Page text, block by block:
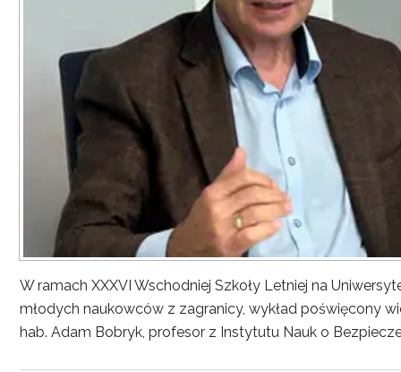
W ramach XXXVI Wschodniej Szkoły Letniej na
młodych naukowców z zagranicy, wykład poświęcony
hab. Adam Bobryk, profesor z Instytutu Nauk o